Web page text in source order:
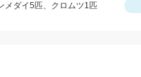
メダイ5匹、クロムツ1匹